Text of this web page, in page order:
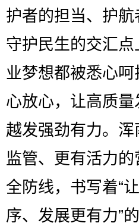
护者的担当、护
守护民生的交汇
业梦想都被悉心
心放心，让高质
越发强劲有力。
监管、更有活力
全防线，书写着“
序、发展更有力”